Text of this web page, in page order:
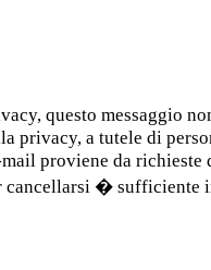
questo messaggio
privacy, a tutele di
proviene da
cancellarsi � sufficiente